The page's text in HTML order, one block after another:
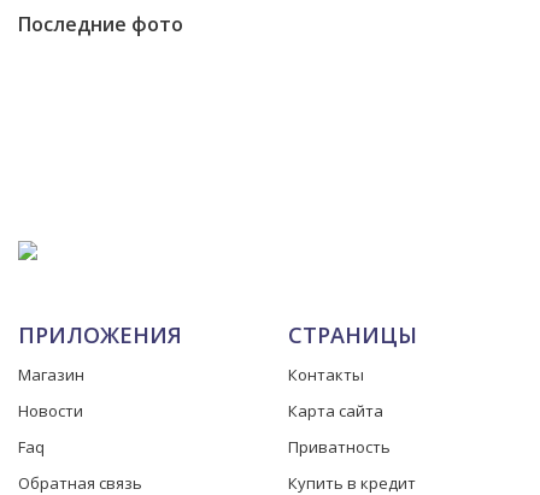
Последние фото
ПРИЛОЖЕНИЯ
Магазин
Новости
Faq
Обратная связь
СТРАНИЦЫ
Контакты
Карта сайта
Приватность
Купить в кредит